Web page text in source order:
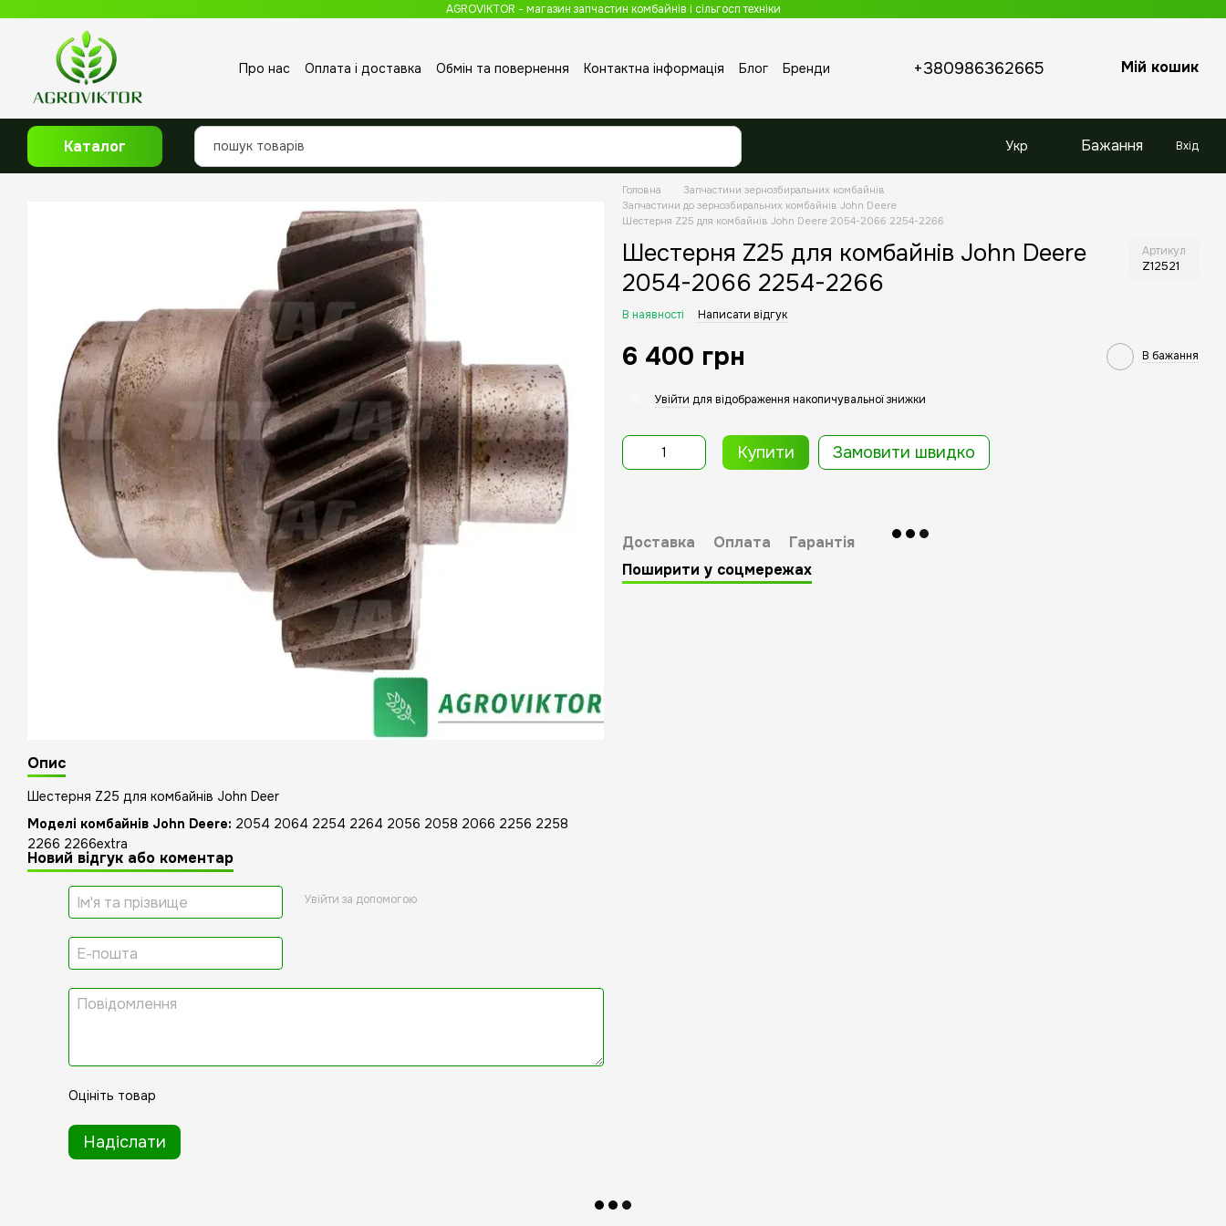
AGROVIKTOR - магазин запчастин комбайнів і сільгосп техніки
Про нас Оплата і доставка Обмін та повернення Контактна інформація Блог
Бренди
+380986362665 Мій кошик
Каталог Укр Бажання Вхід
Опис
Шестерня Z25 для комбайнiв John Deer
Моделi комбайнiв John Deere: 2054 2064 2254 2264 2056 2058 2066 2256 2258
2266 2266extra
Новий відгук або коментар
Увійти за допомогою
Оцініть товар
Надіслати
Головна
Запчастини зернозбиральних комбайнів
Запчастини до зернозбиральних комбайнів John Deere
Шестерня Z25 для комбайнiв John Deere 2054-2066 2254-2266
Шестерня Z25 для комбайнiв John Deere
2054-2066 2254-2266
Артикул
Z12521
В наявності Написати відгук
6 400 грн В бажання
Увійти для відображення накопичувальної знижки
Купити Замовити швидко
Доставка Оплата
Гарантія
Поширити у соцмережах